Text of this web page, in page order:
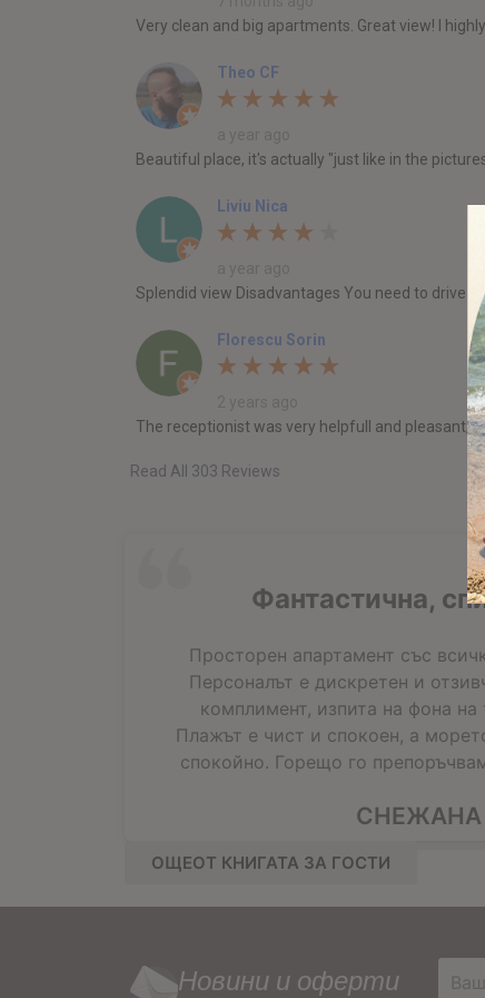
Very clean and big apartments. Great view! I
Theo CF
Beautiful place, it's actually "just like in the
Liviu Nica
Splendid view Disadvantages You need to drive
Florescu Sorin
The receptionist was very helpfull and pleasant,
Read All 303 Reviews
Фантастична,
Просторен апартамент със
Персоналът е дискретен и
комплимент, изпита на фона
Плажът е чист и спокоен, а
спокойно. Горещо го
СНЕЖАНА
ОЩЕОТ КНИГАТА ЗА ГОСТИ
Новини и оферти